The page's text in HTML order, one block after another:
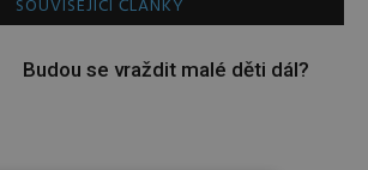
SOUVISEJÍCÍ ČLÁNKY
Budou se vraždit malé děti dál?